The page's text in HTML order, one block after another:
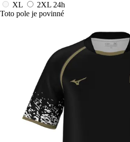
XL
2XL 24h
Toto pole je povinné